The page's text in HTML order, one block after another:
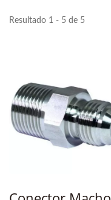
Resultado 1 - 5 de 5